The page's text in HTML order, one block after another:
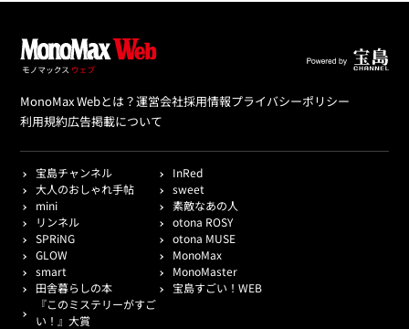
MonoMax Webとは？運営会社採用情報プライバシーポリシー
利用規約広告掲載について
宝島チャンネル
InRed
大人のおしゃれ手帖
sweet
mini
素敵なあの人
リンネル
otona ROSY
SPRiNG
otona MUSE
GLOW
MonoMax
smart
MonoMaster
田舎暮らしの本
宝島すごい！WEB
『このミステリーがすご
い！』大賞